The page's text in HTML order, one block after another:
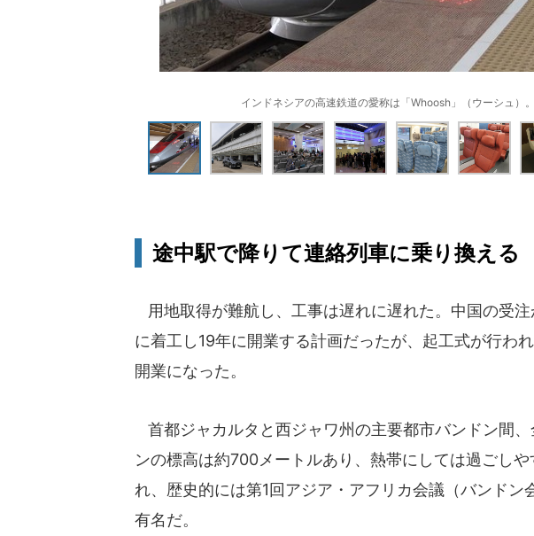
インドネシアの高速鉄道の愛称は「Whoosh」（ウーシュ）
途中駅で降りて連絡列車に乗り換える
用地取得が難航し、工事は遅れに遅れた。中国の受
に着工し19年に開業する計画だったが、起工式が行わ
開業になった。
首都ジャカルタと西ジャワ州の主要都市バンドン間
ンの標高は約700メートルあり、熱帯にしては過ごし
れ、歴史的には第1回アジア・アフリカ会議（バンドン
有名だ。